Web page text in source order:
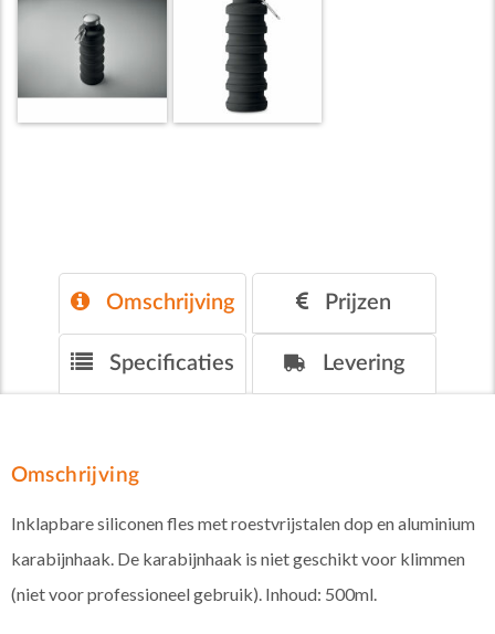
Omschrijving Prijzen
Specificaties Levering
Omschrijving
Inklapbare siliconen fles met roestvrijstalen dop en aluminium
karabijnhaak. De karabijnhaak is niet geschikt voor klimmen
(niet voor professioneel gebruik). Inhoud: 500ml.